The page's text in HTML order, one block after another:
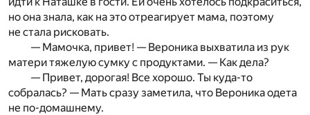
но она знала, как на это отреагирует мама, поэтому
не стала рисковать.
— Мамочка, привет! — Вероника выхватила из рук
матери тяжелую сумку с продуктами. — Как дела?
— Привет, дорогая! Все хорошо. Ты куда-то
собралась? — Мать сразу заметила, что Вероника одета
не по-домашнему.